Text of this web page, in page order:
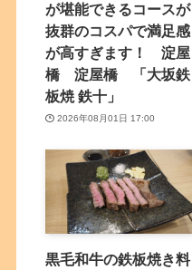
が堪能できるコースが
抜群のコスパで満足感
が高すぎます！ 淀屋
橋 淀屋橋 「大坂鉄
板焼 鉄十」
2026年08月01日 17:00
黒毛和牛の鉄板焼き料